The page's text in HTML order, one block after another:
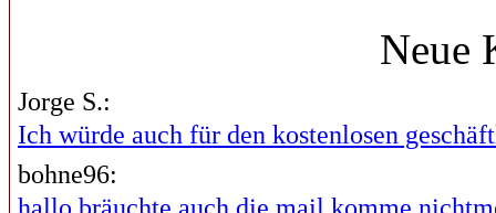
Neue
Jorge S.:
Ich würde auch für den kostenlosen
bohne96:
hallo bräuchte auch die mail komme